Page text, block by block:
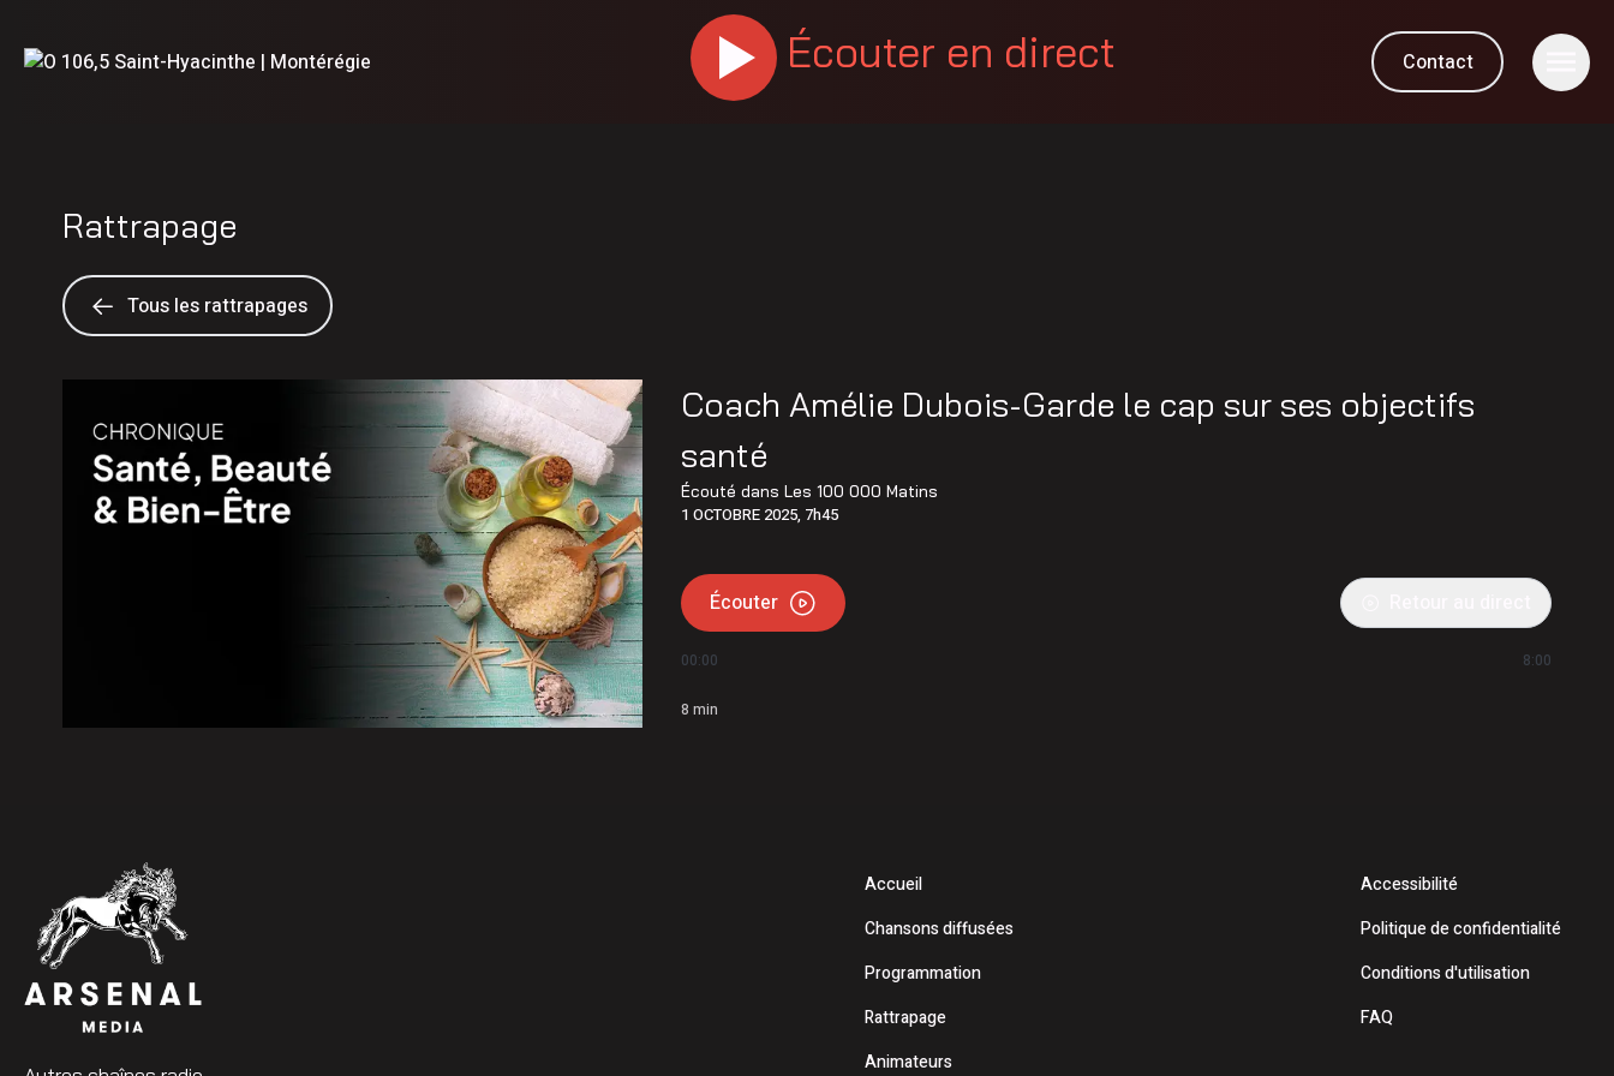
Écouter en direct Contact
Rattrapage
Tous les rattrapages
Coach Amélie Dubois-Garde le cap sur ses objectifs
santé
Écouté dansLes 100 000 Matins
1 OCTOBRE 2025, 7h45
Écouter
00:00 8:00
8 min
Accueil
Chansons diffusées
Programmation
Rattrapage
Animateurs
Accessibilité
Politique de confidentialité
Conditions d'utilisation
FAQ